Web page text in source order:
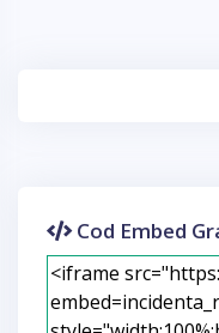
Cod Embed